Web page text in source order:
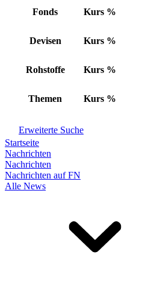
Fonds Kurs %
Devisen Kurs %
Rohstoffe Kurs %
Themen Kurs %
Erweiterte Suche
Startseite
Nachrichten
Nachrichten
Nachrichten auf FN
Alle News